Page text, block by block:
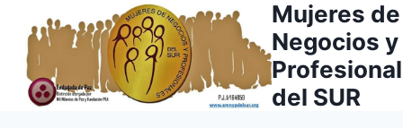
contenido
Mujeres de
Negocios y
del SUR